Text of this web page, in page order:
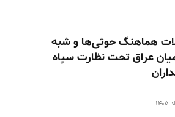
هماهنگ حوثی‌ها و شبه
عراق تحت نظارت سپاه